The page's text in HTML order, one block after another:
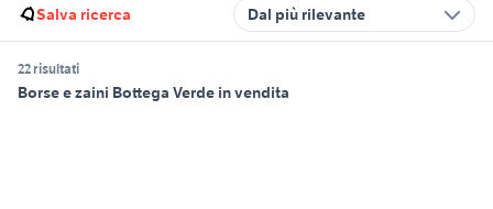
Salva ricerca Dal più rilevante
22 risultati
Borse e zaini Bottega Verde in vendita